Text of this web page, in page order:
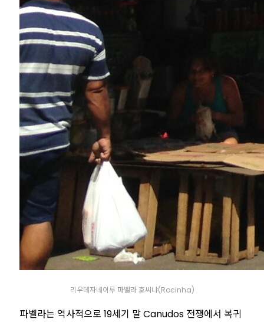
리우데자네이루 파벨라 호씨냐(Rocinha)
파벨라는 역사적으로 19세기 말 Canudos 전쟁에서 복귀